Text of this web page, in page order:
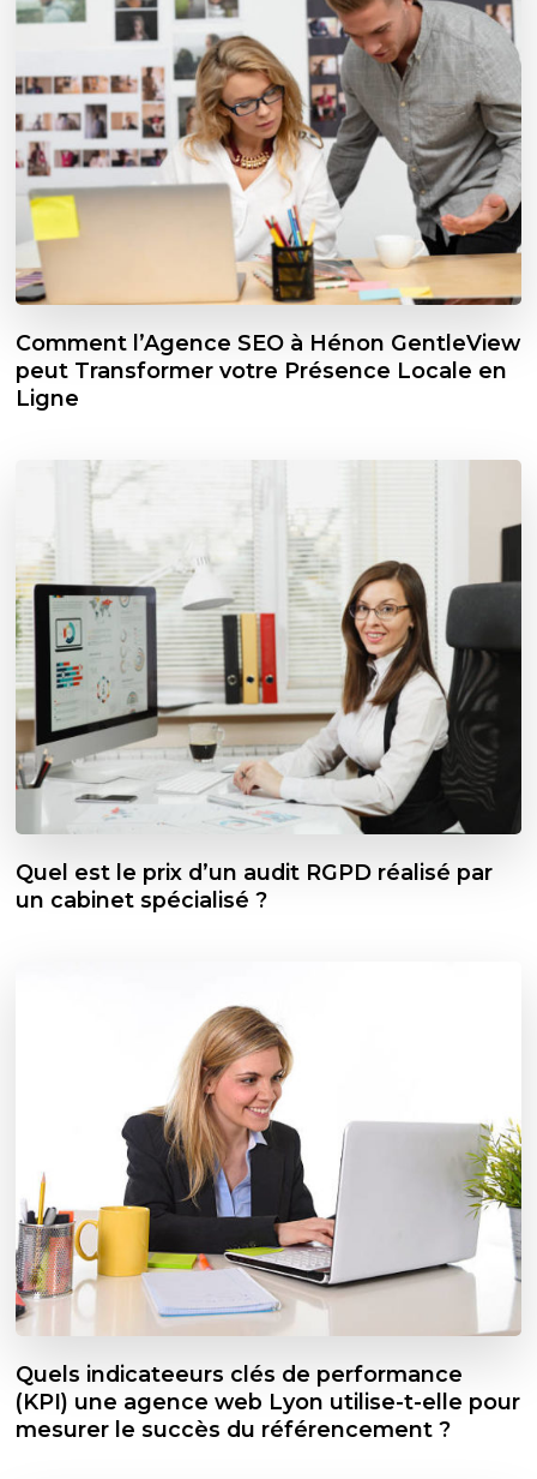
Comment l’Agence SEO à Hénon GentleView
peut Transformer votre Présence Locale en
Ligne
Quel est le prix d’un audit RGPD réalisé par
un cabinet spécialisé ?
Quels indicateeurs clés de performance
(KPI) une agence web Lyon utilise-t-elle pour
mesurer le succès du référencement ?